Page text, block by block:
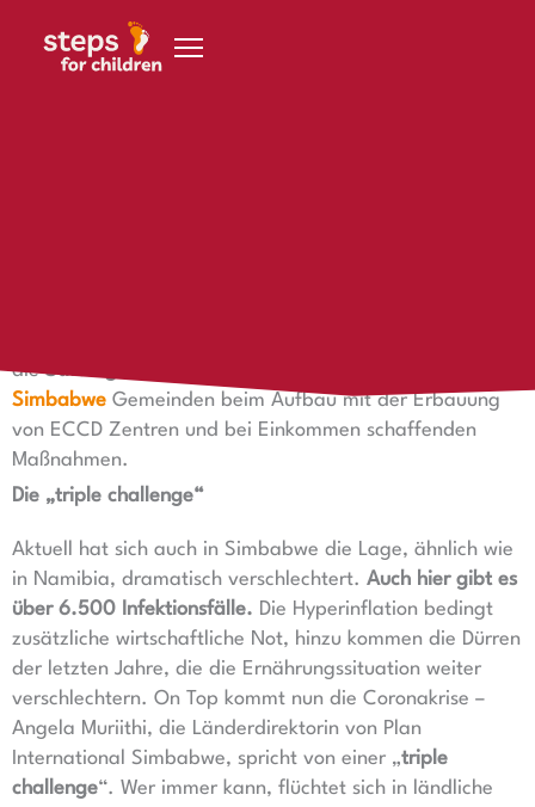
dieStiftung steps for children
Simbabwe Gemeinden beim Aufbau mit der Erbauung
von ECCD Zentren und bei Einkommen schaffenden
Maßnahmen.
Die „triple challenge“
Aktuell hat sich auch in Simbabwe die Lage, ähnlich wie
in Namibia, dramatisch verschlechtert. Auch hier gibt es
über 6.500 Infektionsfälle. Die Hyperinflation bedingt
zusätzliche wirtschaftliche Not, hinzu kommen die Dürren
der letzten Jahre, die die Ernährungssituation weiter
verschlechtern. On Top kommt nun die Coronakrise –
Angela Muriithi, die Länderdirektorin von Plan
International Simbabwe, spricht von einer „triple
challenge“. Wer immer kann, flüchtet sich in ländliche